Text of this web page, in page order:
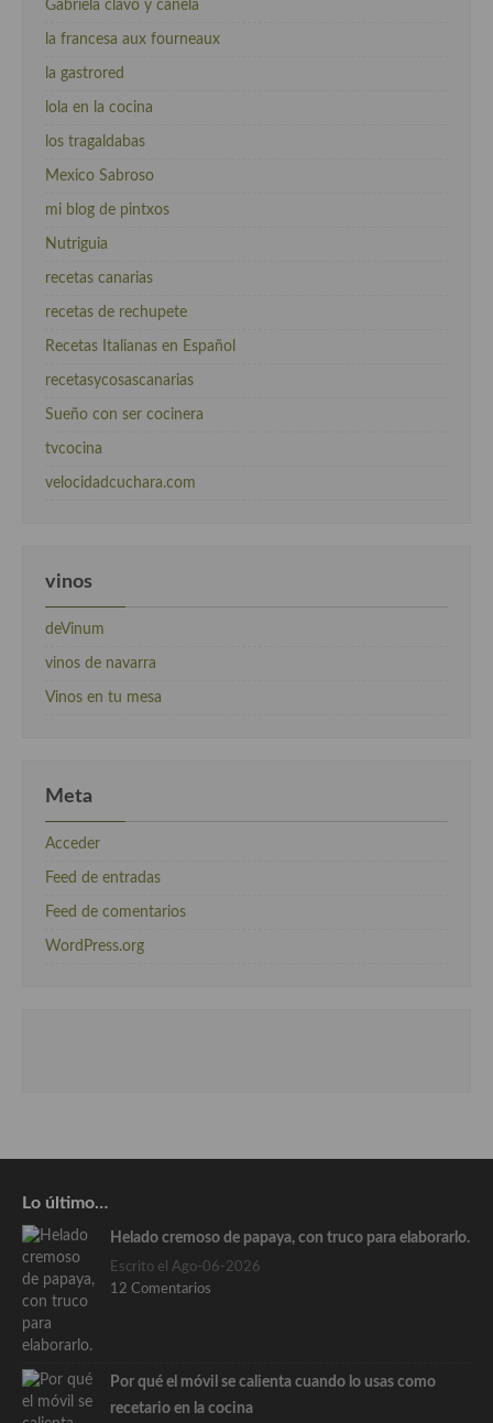
Gabriela clavo y canela
la francesa aux fourneaux
la gastrored
lola en la cocina
los tragaldabas
Mexico Sabroso
mi blog de pintxos
Nutriguia
recetas canarias
recetas de rechupete
Recetas Italianas en Español
recetasycosascanarias
Sueño con ser cocinera
tvcocina
velocidadcuchara.com
vinos
deVinum
vinos de navarra
Vinos en tu mesa
Meta
Acceder
Feed de entradas
Feed de comentarios
WordPress.org
Lo último…
Helado cremoso de papaya, con truco para elaborarlo.
Escrito el Ago-06-2026
12 Comentarios
Por qué el móvil se calienta cuando lo usas como
recetario en la cocina